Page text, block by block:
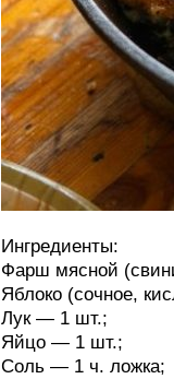
Ингредиенты:
Фарш мясной
Яблоко (сочное,
Лук — 1 шт.;
Яйцо — 1 шт.;
Соль — 1 ч. ложка;